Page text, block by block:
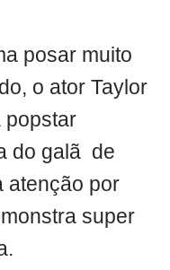
posar muito
o ator Taylor
popstar
do galã de
atenção por
super